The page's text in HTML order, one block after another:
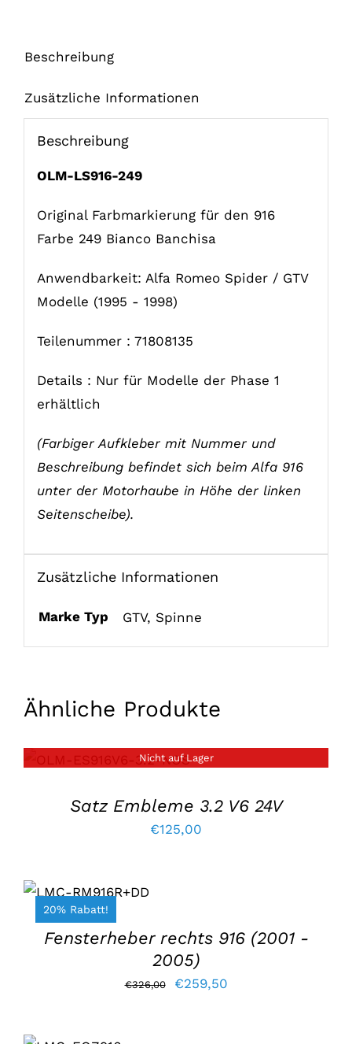
Menge
Beschreibung
Zusätzliche Informationen
Beschreibung
OLM-LS916-249
Original Farbmarkierung für den 916
Farbe 249 Bianco Banchisa
Anwendbarkeit: Alfa Romeo Spider / GTV
Modelle (1995 - 1998)
Teilenummer : 71808135
Details : Nur für Modelle der Phase 1
erhältlich
(Farbiger Aufkleber mit Nummer und
Beschreibung befindet sich beim Alfa 916
unter der Motorhaube in Höhe der linken
Seitenscheibe).
Zusätzliche Informationen
Marke Typ GTV, Spinne
Ähnliche Produkte
Nicht auf Lager
EINZELHEITEN
Satz Embleme 3.2 V6 24V
€125,00
20% Rabatt!
WARENKORB
LEGEN
/
EINZELHEITEN
Fensterheber rechts 916 (2001 -
2005)
€326,00
Der
€259,50Der
WARENKORB